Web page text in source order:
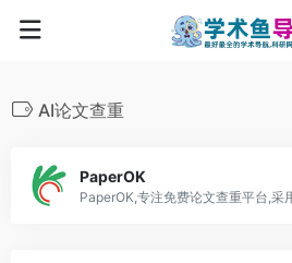
AI论文查重
PaperOK